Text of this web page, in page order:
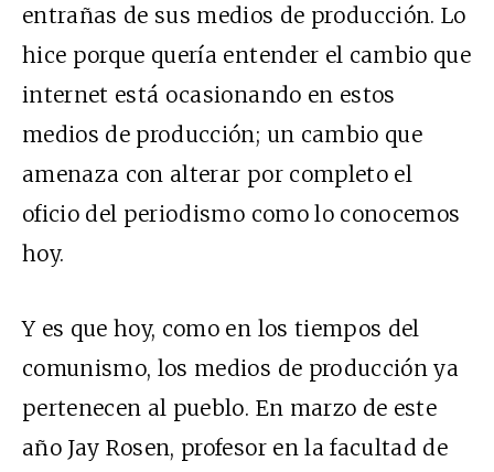
entrañas de sus medios de producción. Lo
hice porque quería entender el cambio que
internet está ocasionando en estos
medios de producción; un cambio que
amenaza con alterar por completo el
oficio del periodismo como lo conocemos
hoy.
Y es que hoy, como en los tiempos del
comunismo, los medios de producción ya
pertenecen al pueblo. En marzo de este
año Jay Rosen, profesor en la facultad de